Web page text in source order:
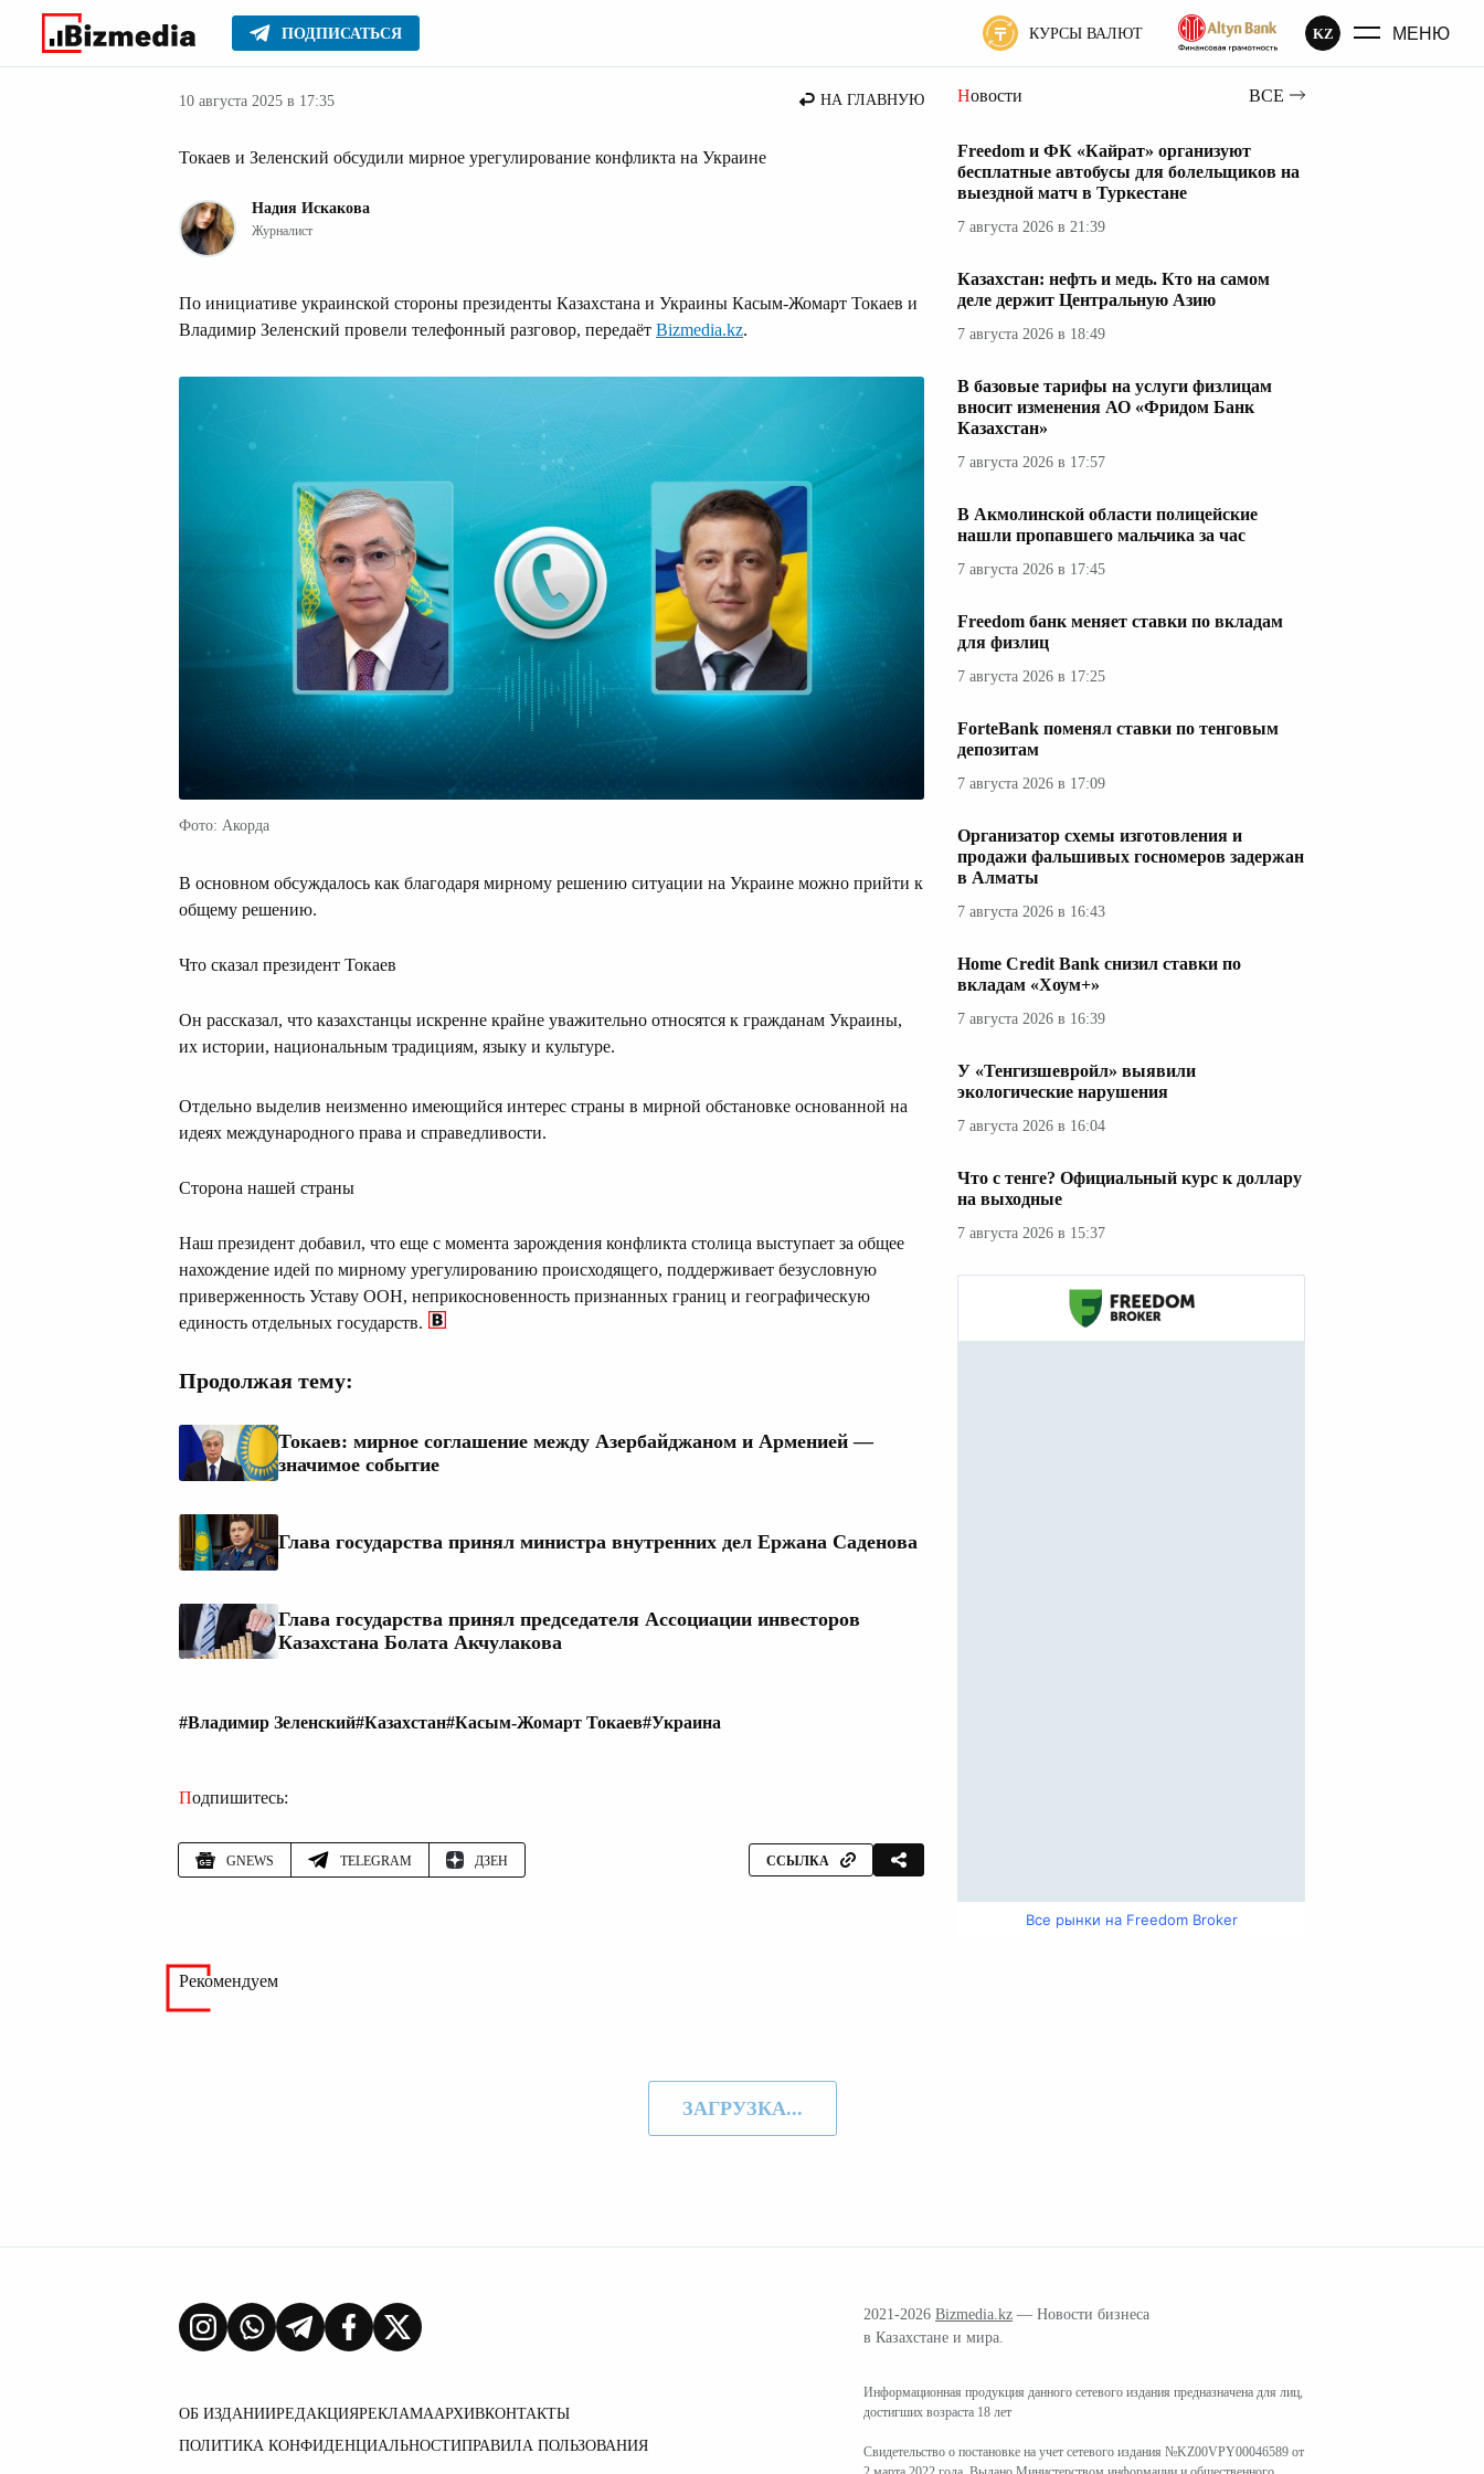
ПОДПИСАТЬСЯ КУРСЫ ВАЛЮТ KZ МЕНЮ
Главное Новости Новости Казахстана
10 августа 2025 в 17:35 НА ГЛАВНУЮ
Токаев и Зеленский обсудили мирное урегулирование конфликта на Украине
Надия Искакова
Журналист
По инициативе украинской стороны президенты Казахстана и Украины Касым-Жомарт Токаев и
Владимир Зеленский провели телефонный разговор, передаёт Bizmedia.kz.
Фото: Акорда
В основном обсуждалось как благодаря мирному решению ситуации на Украине можно прийти к
общему решению.
Что сказал президент Токаев
Он рассказал, что казахстанцы искренне крайне уважительно относятся к гражданам Украины,
их истории, национальным традициям, языку и культуре.
Отдельно выделив неизменно имеющийся интерес страны в мирной обстановке основанной на
идеях международного права и справедливости.
Сторона нашей страны
Наш президент добавил, что еще с момента зарождения конфликта столица выступает за общее
нахождение идей по мирному урегулированию происходящего, поддерживает безусловную
приверженность Уставу ООН, неприкосновенность признанных границ и географическую
единость отдельных государств.
Продолжая тему:
Токаев: мирное соглашение между Азербайджаном и Арменией —
значимое событие
Глава государства принял министра внутренних дел Ержана Саденова
Глава государства принял председателя Ассоциации инвесторов
Казахстана Болата Акчулакова
#Владимир Зеленский#Казахстан#Касым-Жомарт Токаев#Украина
Подпишитесь:
GNEWS TELEGRAM ДЗЕН ССЫЛКА
Новости ВСЕ
Freedom и ФК «Кайрат» организуют
бесплатные автобусы для болельщиков на
выездной матч в Туркестане
7 августа 2026 в 21:39
Казахстан: нефть и медь. Кто на самом
деле держит Центральную Азию
7 августа 2026 в 18:49
В базовые тарифы на услуги физлицам
вносит изменения АО «Фридом Банк
Казахстан»
7 августа 2026 в 17:57
В Акмолинской области полицейские
нашли пропавшего мальчика за час
7 августа 2026 в 17:45
Freedom банк меняет ставки по вкладам
для физлиц
7 августа 2026 в 17:25
ForteBank поменял ставки по тенговым
депозитам
7 августа 2026 в 17:09
Организатор схемы изготовления и
продажи фальшивых госномеров задержан
в Алматы
7 августа 2026 в 16:43
Home Credit Bank снизил ставки по
вкладам «Хоум+»
7 августа 2026 в 16:39
У «Тенгизшевройл» выявили
экологические нарушения
7 августа 2026 в 16:04
Что с тенге? Официальный курс к доллару
на выходные
7 августа 2026 в 15:37
Все рынки на Freedom Broker
Рекомендуем
ЗАГРУЗКА...
ОБ ИЗДАНИИРЕДАКЦИЯРЕКЛАМААРХИВКОНТАКТЫ
ПОЛИТИКА КОНФИДЕНЦИАЛЬНОСТИПРАВИЛА ПОЛЬЗОВАНИЯ
2021-2026 Bizmedia.kz — Новости бизнеса
в Казахстане и мира.
Информационная продукция данного сетевого издания предназначена для лиц,
достигших возраста 18 лет
Свидетельство о постановке на учет сетевого издания №KZ00VPY00046589 от